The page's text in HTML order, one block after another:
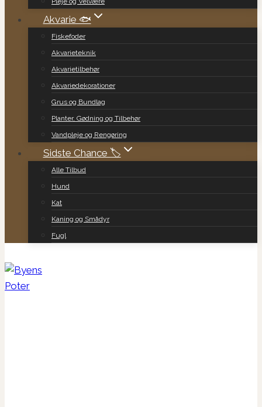
Akvarie 🐟
Fiskefoder
Akvarieteknik
Akvarietilbehør
Akvariedekorationer
Grus og Bundlag
Planter, Gødning og Tilbehør
Vandpleje og Rengøring
Sidste Chance 🏷️
Alle Tilbud
Hund
Kat
Kaning og Smådyr
Fugl